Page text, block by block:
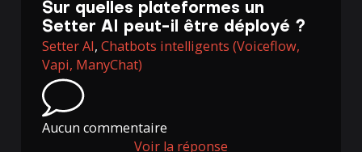
Sur quelles plateformes un
Setter AI peut-il être déployé ?
Setter AI,Chatbots intelligents (Voiceflow,
Vapi, ManyChat)
Aucun commentaire
Voir la réponse